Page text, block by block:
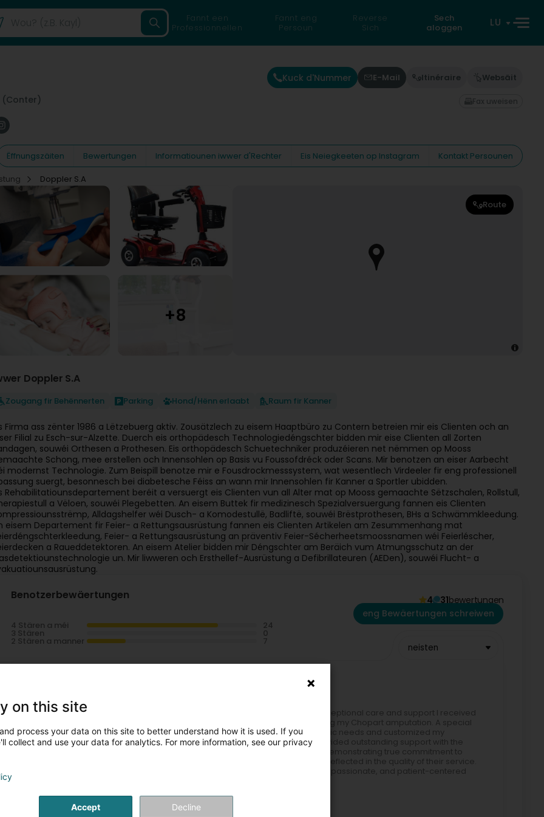
Fannt een
Professionnellen
Fannt eng
Persoun
Reverse
Sich
Sech
aloggen
LU
Kuck d'Nummer E-Mail Itinéraire Websäit
Fax uweisen
Ëffnungszäiten Bewertungen Informatiounen iwwer d'Rechter Eis Neiegkeeten op Instagram
Kontakt Persounen
Doppler S.A
Route
Doppler S.A
Zougang fir Behënnerten Parking Hond/Hënn erlaabt Raum fir Kanner
Firma ass zënter 1986 a Lëtzebuerg aktiv. Zousätzlech zu eisem Haaptbüro zu Contern betreien mir eis Clienten och an
Filial zu Esch-sur-Alzette. Duerch eis orthopädesch Technologiedéngschter bidden mir eise Clienten all Zorten
souwéi Orthesen a Prothesen. Eis orthopädesch Schuetechniker produzéieren net nëmmen op Mooss
Schong, mee erstellen och Innensohlen op Basis vu Foussofdréck oder Scans. Mir benotzen an eiser Aarbecht
modernst Technologie. Zum Beispill benotze mir e Fousdrockmesssystem, wat wesentlech Virdeeler fir eng professionell
suergt, besonnesch bei diabetesche Féiss an wann mir Innensohlen fir Kanner a Sportler ubidden.
Rehabilitatiounsdepartement beréit a versuergt eis Clienten vun all Alter mat op Mooss gemaachte Sëtzschalen, Rollstull,
a Vëloen, souwéi Plegebetten. An eisem Buttek fir medizinesch Spezialversuergung fannen eis Clienten
Alldagshelfer wéi Dusch- a Komodestullë, Badliftë, souwéi Brëstprothesen, BHs a Schwämmkleedung.
eisem Departement fir Feier- a Rettungsausrüstung fannen eis Clienten Artikelen am Zesummenhang mat
Feier- a Rettungsausrüstung an präventiv Feier-Sécherheetsmoossnamen wéi Feierléscher,
a Raueddetektoren. An eisem Atelier bidden mir Déngschter am Beräich vum Atmungsschutz an der
un. Mir liwweren och Ersthellef-Ausrüstung a Defibrillateuren (AEDen), souwéi Flucht- a
Benotzerbewäertungen 4 31bewertungen
4 Stären a méi
3 Stären
2 Stären a manner
eng Bewäertungen schreiwen
neisten
I would like to express my sincere appreciation to Doppler S.A. for the exceptional care and support I received
during the customization of my prosthesis and orthopedic shoes following my Chopart amputation. A special
thanks to Mr. Matthias Winkler, who took the time to understand my specific needs and customized my
prosthesis to ensure the best possible comfort and mobility. He also provided outstanding support with the
CNS insurance process and continued to assist me even after delivery, demonstrating true commitment to
patient care. Doppler's motto, *"Our benchmark is the human being,"* is reflected in the quality of their service.
I highly recommend Doppler S.A. to anyone looking for professional, compassionate, and patient-centered
Doppler S.A
Virun 17 Daag / Deeg
on this site
process your data on this site to better understand how it is used. If you
collect and use your data for analytics. For more information, see our privacy
Accept Decline